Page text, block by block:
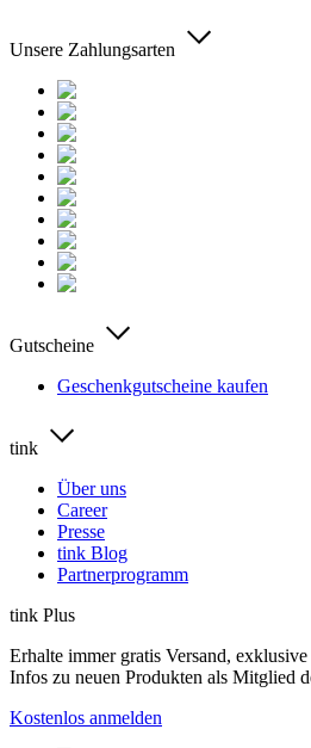
Unsere Zahlungsarten
Gutscheine
Geschenkgutscheine kaufen
tink
Über uns
Career
Presse
tink Blog
Partnerprogramm
tink Plus
Erhalte immer gratis Versand,
Infos zu neuen Produkten als Mitglied
Kostenlos anmelden